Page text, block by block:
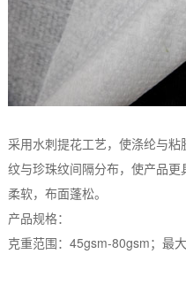
采用水刺提花工艺，使涤纶与
纹与珍珠纹间隔分布，使产品
柔软，布面蓬松。
产品规格：
克重范围：45gsm-80gsm；最